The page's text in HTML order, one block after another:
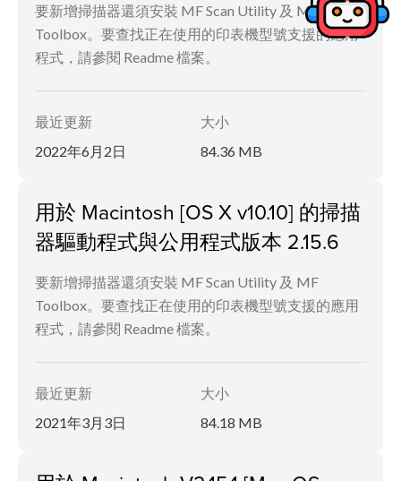
要新增掃描器還須安裝 MF Scan Utility 及 MF
Toolbox。要查找正在使用的印表機型號支援的應用
程式，請參閱 Readme 檔案。
最近更新
2022年6月2日
大小
84.36 MB
用於 Macintosh [OS X v10.10] 的掃描
器驅動程式與公用程式版本 2.15.6
要新增掃描器還須安裝 MF Scan Utility 及 MF
Toolbox。要查找正在使用的印表機型號支援的應用
程式，請參閱 Readme 檔案。
最近更新
2021年3月3日
大小
84.18 MB